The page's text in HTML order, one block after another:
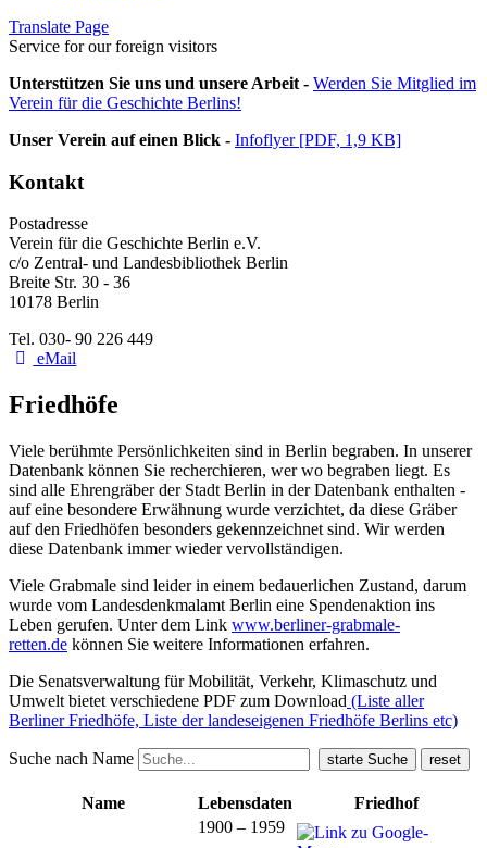
Translate Page
Service for our foreign visitors
Unterstützen Sie uns und unsere Arbeit - Werden Sie Mitglied im
Verein für die Geschichte Berlins!
Unser Verein auf einen Blick - Infoflyer [PDF, 1,9 KB]
Kontakt
Postadresse
Verein für die Geschichte Berlin e.V.
c/o Zentral- und Landesbibliothek Berlin
Breite Str. 30 - 36
10178 Berlin
Tel. 030- 90 226 449
eMail
Friedhöfe
Viele berühmte Persönlichkeiten sind in Berlin begraben. In unserer
Datenbank können Sie recherchieren, wer wo begraben liegt. Es
sind alle Ehrengräber der Stadt Berlin in der Datenbank enthalten -
auf eine besondere Erwähnung wurde verzichtet, da diese Gräber
auf den Friedhöfen besonders gekennzeichnet sind. Wir werden
diese Datenbank immer wieder vervollständigen.
Viele Grabmale sind leider in einem bedauerlichen Zustand, darum
wurde vom Landesdenkmalamt Berlin eine Spendenaktion ins
Leben gerufen. Unter dem Link www.berliner-grabmale-
retten.de können Sie weitere Informationen erfahren.
Die Senatsverwaltung für Mobilität, Verkehr, Klimaschutz und
Umwelt bietet verschiedene PDF zum Download (Liste aller
Berliner Friedhöfe, Liste der landeseigenen Friedhöfe Berlins etc)
Suche nach Name
Name Lebensdaten Friedhof
1900 – 1959